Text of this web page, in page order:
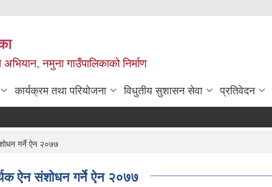
नमुना गाउँपालिकाको निर्माण
कार्यक्रम तथा परियोजना विधुतीय सुशासन सेवा प्रतिवेदन
गर्ने ऐन २०७७
ऐन संशोधन गर्ने ऐन २०७७